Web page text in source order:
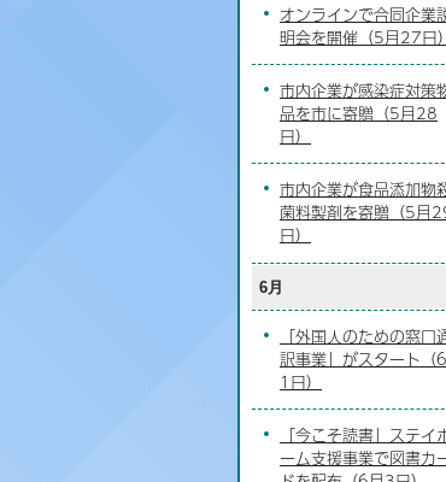
オンラインで合同企業
明会を開催（5月27日）
市内企業が感染症対策
品を市に寄贈（5月28
日）
市内企業が食品添加物
菌料製剤を寄贈（5月
日）
6月
「外国人のための窓口
訳事業」がスタート（
1日）
「今こそ読書」ステイ
ーム支援事業で図書カ